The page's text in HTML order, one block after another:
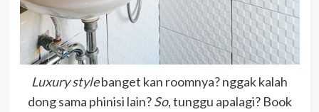
Luxury stylebanget kan roomnya? nggak kalah
dong sama phinisi lain?So, tunggu apalagi? Book